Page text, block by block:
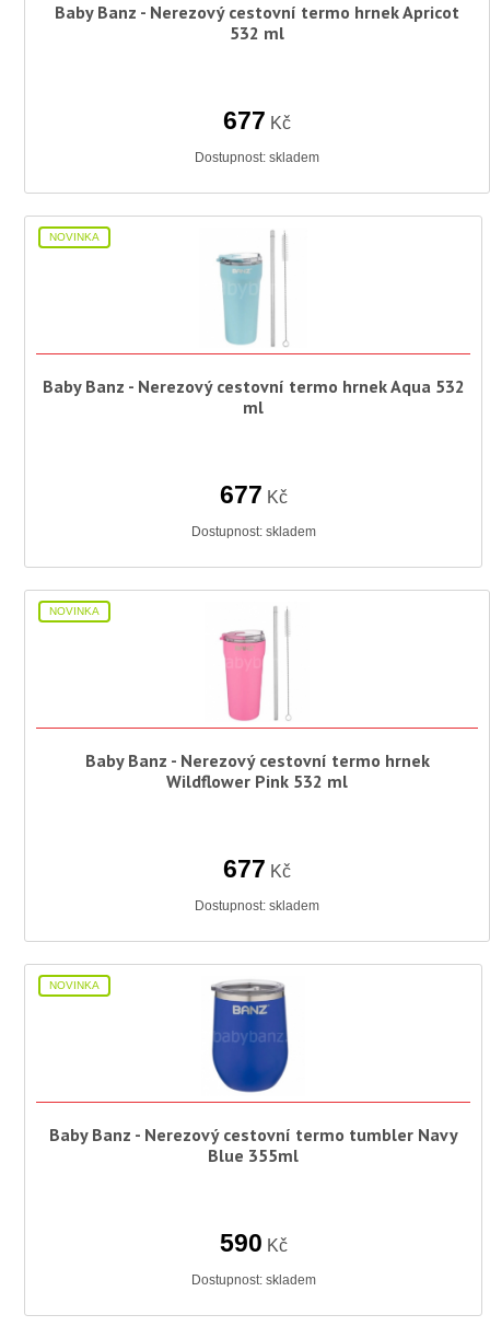
Baby Banz - Nerezový cestovní termo hrnek Apricot
532 ml
677 Kč
Dostupnost: skladem
NOVINKA
Baby Banz - Nerezový cestovní termo hrnek Aqua 532
ml
677 Kč
Dostupnost: skladem
NOVINKA
Baby Banz - Nerezový cestovní termo hrnek
Wildflower Pink 532 ml
677 Kč
Dostupnost: skladem
NOVINKA
Baby Banz - Nerezový cestovní termo tumbler Navy
Blue 355ml
590 Kč
Dostupnost: skladem